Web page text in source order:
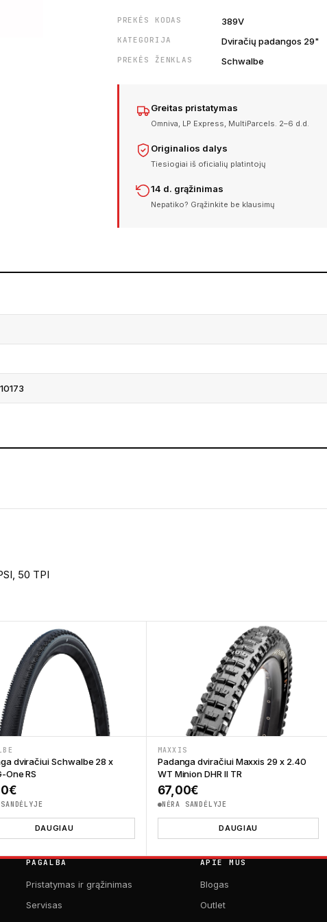
PREKĖS KODAS 389V
KATEGORIJA Dviračių padangos 29"
PREKĖS ŽENKLAS Schwalbe
Greitas pristatymas
Omniva, LP Express, MultiParcels. 2–6 d.d.
Originalios dalys
Tiesiogiai iš oficialių platintojų
14 d. grąžinimas
Nepatiko? Grąžinkite be klausimų
50 TPI
dviračiui Schwalbe 28 x
One RS
€
DAUGIAU
MAXXIS
Padanga dviračiui Maxxis 29 x 2.40
WT Minion DHR II TR
67,00€
NĖRA SANDĖLYJE
DAUGIAU
PAGALBA
Pristatymas ir grąžinimas
Servisas
APIE MUS
Blogas
Outlet